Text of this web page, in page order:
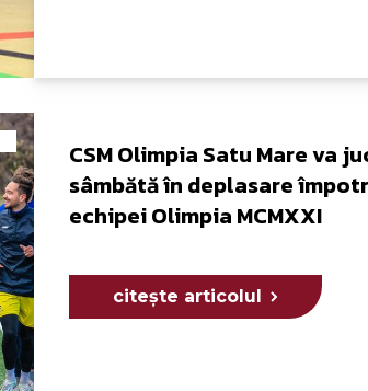
CSM Olimpia Satu Mare va
sâmbătă în deplasare
echipei Olimpia MCMXXI
citește articolul